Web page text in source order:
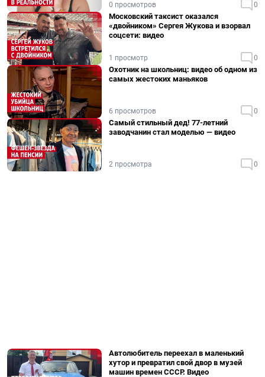
0 просмотров 0
Московский таксист оказался
«двойником» Сергея Жукова и взорвал
соцсети: видео
1 просмотр 0
Охотник на школьниц: видео об одном из
самых жестоких маньяков
6 просмотров 0
Самый стильный дед! 77-летний
заводчанин стал моделью — видео
2 просмотра 0
Автолюбитель переехал в маленький
хутор и превратил свой двор в музей
машин времен СССР. Видео